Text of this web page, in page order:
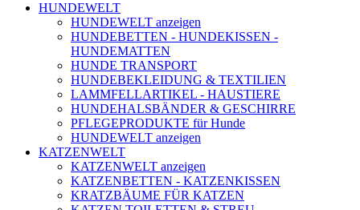
HUNDEWELT
HUNDEWELT anzeigen
HUNDEBETTEN - HUNDEKISSEN -
HUNDEMATTEN
HUNDE TRANSPORT
HUNDEBEKLEIDUNG & TEXTILIEN
LAMMFELLARTIKEL - HAUSTIERE
HUNDEHALSBÄNDER & GESCHIRRE
PFLEGEPRODUKTE für Hunde
HUNDEWELT anzeigen
KATZENWELT
KATZENWELT anzeigen
KATZENBETTEN - KATZENKISSEN
KRATZBÄUME FÜR KATZEN